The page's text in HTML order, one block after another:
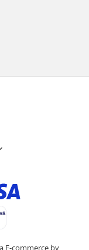
E-commerce by